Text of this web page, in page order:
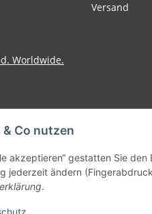
Co nutzen
akzeptieren“ gestatten Sie
jederzeit ändern
.
Versand
Worldwide.
zzgl.